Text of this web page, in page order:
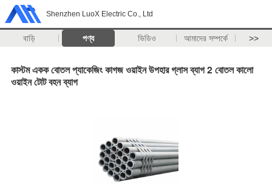
Shenzhen LuoX Electric Co., Ltd
বাড়ি পণ্য ভিডিও আমাদের সম্পর্কে >>
কাস্টম একক বোতল প্যাকেজিং কাগজ ওয়াইন উপহার গ্লাস ব্যাগ 2 বোতল কালো
ওয়াইন টোট বহন ব্যাগ